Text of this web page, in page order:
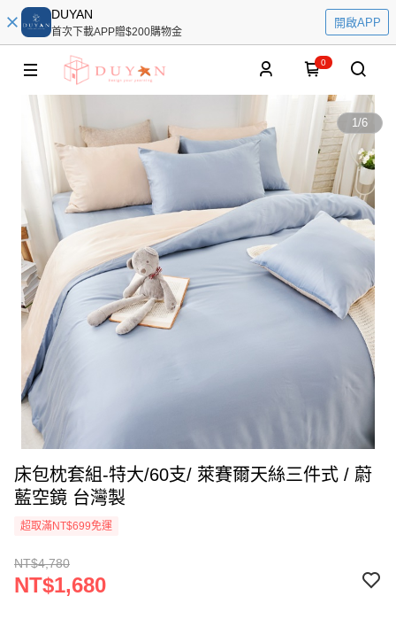
DUYAN
首次下載APP贈$200購物金
開啟APP
0
1/6
床包枕套組-特大/60支/ 萊賽爾天絲三件式 / 蔚
藍空鏡 台灣製
超取滿NT$699免運
NT$4,780
NT$1,680